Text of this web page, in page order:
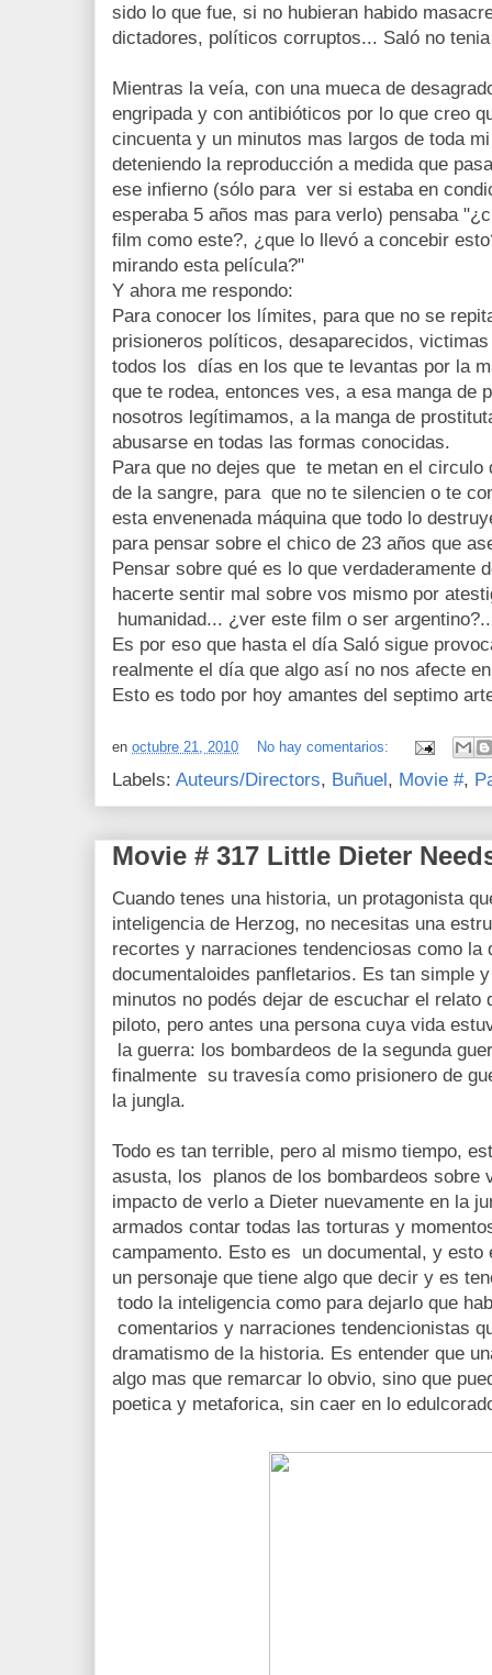
sido lo que fue, si no hubieran habido
dictadores, políticos corruptos... Saló no
Mientras la veía, con una mueca de
engripada y con antibióticos por lo que creo
cincuenta y un minutos mas largos de toda
deteniendo la reproducción a medida que
ese infierno (sólo para ver si estaba en
esperaba 5 años mas para verlo) pensaba
film como este?, ¿que lo llevó a concebir
mirando esta película?"
Y ahora me respondo:
Para conocer los límites, para que no se
prisioneros políticos, desaparecidos,
todos los días en los que te levantas por la
que te rodea, entonces ves, a esa manga de
nosotros legítimamos, a la manga de
abusarse en todas las formas conocidas.
Para que no dejes que te metan en el
de la sangre, para que no te silencien o te
esta envenenada máquina que todo lo
para pensar sobre el chico de 23 años que
Pensar sobre qué es lo que verdaderamente
hacerte sentir mal sobre vos mismo por
humanidad... ¿ver este film o ser
Es por eso que hasta el día Saló sigue
realmente el día que algo así no nos afecte
Esto es todo por hoy amantes del septimo
en octubre 21, 2010 No hay comentarios:
Labels: Auteurs/Directors, Buñuel , Movie #,
Movie # 317 Little Dieter
Cuando tenes una historia, un protagonista
inteligencia de Herzog, no necesitas una
recortes y narraciones tendenciosas como la
documentaloides panfletarios. Es tan simple
minutos no podés dejar de escuchar el relato
piloto, pero antes una persona cuya vida
la guerra: los bombardeos de la segunda
finalmente su travesía como prisionero de
la jungla.
Todo es tan terrible, pero al mismo tiempo,
asusta, los planos de los bombardeos
impacto de verlo a Dieter nuevamente en la
armados contar todas las torturas y
campamento. Esto es un documental, y esto
un personaje que tiene algo que decir y es
todo la inteligencia como para dejarlo que
comentarios y narraciones tendencionistas
dramatismo de la historia. Es entender que
algo mas que remarcar lo obvio, sino que
poetica y metaforica, sin caer en lo